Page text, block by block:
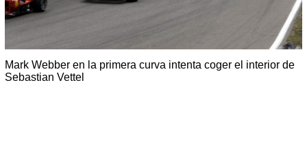
Mark Webber en la primera curva intenta coger el interior de
Sebastian Vettel